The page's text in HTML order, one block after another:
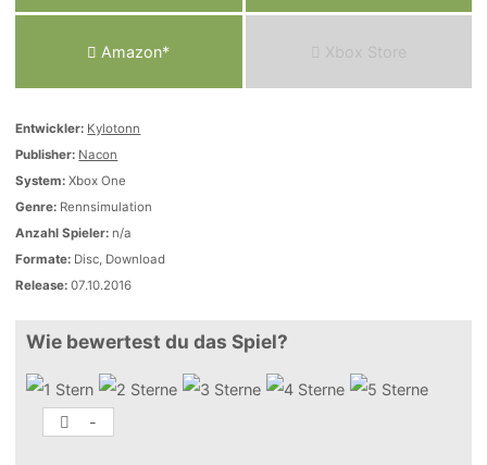
Amazon* Xbox Store
Entwickler: Kylotonn
Publisher: Nacon
System: Xbox One
Genre: Rennsimulation
Anzahl Spieler: n/a
Formate: Disc, Download
Release: 07.10.2016
Wie bewertest du das Spiel?
-